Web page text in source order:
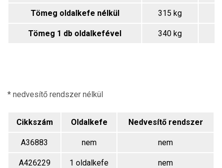
Tömeg oldalkefe nélkül 315 kg
Tömeg 1 db oldalkefével 340 kg
* nedvesítő rendszer nélkül
Cikkszám Oldalkefe Nedvesítő rendszer
A36883 nem nem
A426229 1 oldalkefe nem